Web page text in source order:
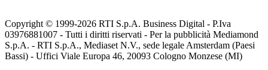
Copyright © 1999-2026 RTI S.p.A. Business Digital - P.Iva
03976881007 - Tutti i diritti riservati - Per la pubblicità Mediamond
S.p.A. - RTI S.p.A., Mediaset N.V., sede legale Amsterdam (Paesi
Bassi) - Uffici Viale Europa 46, 20093 Cologno Monzese (MI)